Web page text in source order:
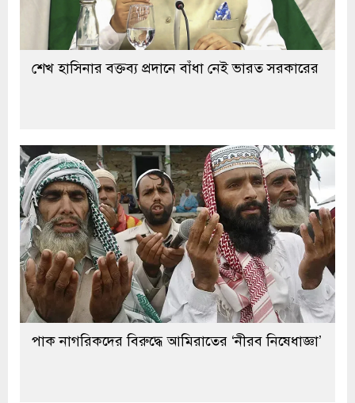
শেখ হাসিনার বক্তব্য প্রদানে বাঁধা নেই ভারত সরকারের
পাক নাগরিকদের বিরুদ্ধে আমিরাতের ‘নীরব নিষেধাজ্ঞা’